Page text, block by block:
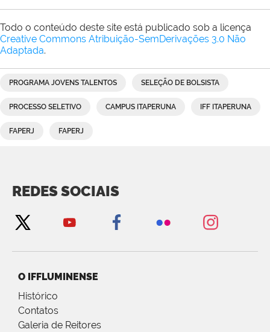
Todo o conteúdo deste site está publicado sob a licença
Creative Commons Atribuição-SemDerivações 3.0 Não
Adaptada.
PROGRAMA JOVENS TALENTOS SELEÇÃO DE BOLSISTA
PROCESSO SELETIVO CAMPUS ITAPERUNA IFF ITAPERUNA
FAPERJ FAPERJ
REDES SOCIAIS
O IFFLUMINENSE
Histórico
Contatos
Galeria de Reitores